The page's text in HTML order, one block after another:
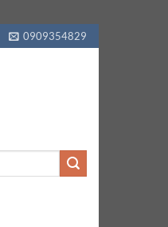
0909354829